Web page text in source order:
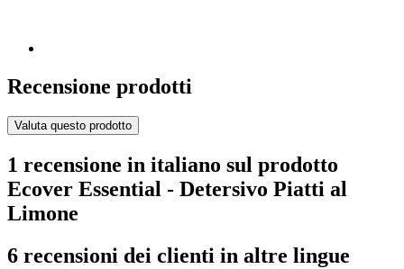
Recensione prodotti
Valuta questo prodotto
1 recensione in italiano sul prodotto
Ecover Essential - Detersivo Piatti al
Limone
6 recensioni dei clienti in altre lingue